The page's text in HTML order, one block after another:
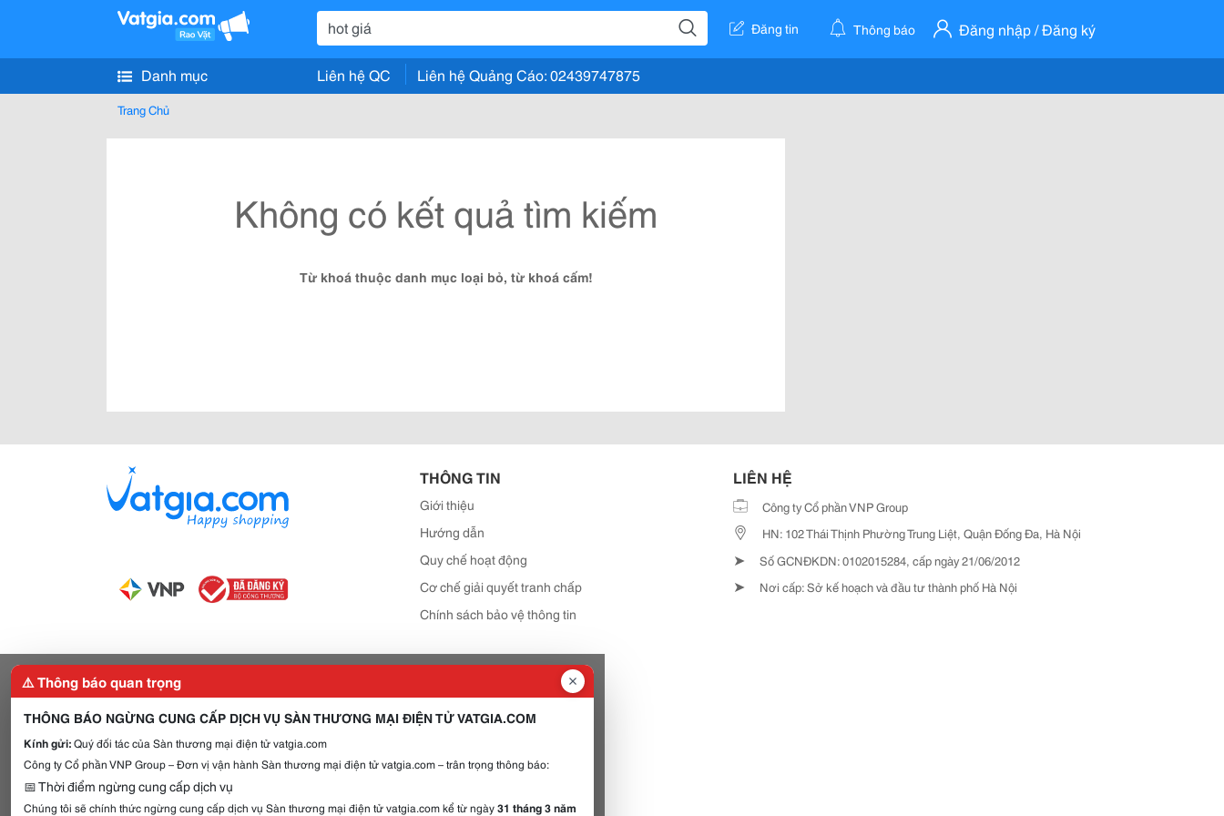
Đăng tin Thông báo Đăng nhập / Đăng ký
Danh mục Liên hệ QC Liên hệ Quảng Cáo: 02439747875
Trang Chủ
Không có kết quả tìm kiếm
Từ khoá thuộc danh mục loại bỏ, từ khoá cấm!
THÔNG TIN
Giới thiệu
Hướng dẫn
Quy chế hoạt động
Cơ chế giải quyết tranh chấp
Chính sách bảo vệ thông tin
LIÊN HỆ
Công ty Cổ phần VNP Group
HN: 102 Thái Thịnh Phường Trung Liệt, Quận Đống Đa, Hà Nội
➤ Số GCNĐKDN: 0102015284, cấp ngày 21/06/2012
➤ Nơi cấp: Sở kế hoạch và đầu tư thành phố Hà Nội
⚠️ Thông báo quan trọng
THÔNG BÁO NGỪNG CUNG CẤP DỊCH VỤ SÀN THƯƠNG MẠI ĐIỆN TỬ VATGIA.COM
Kính gửi:Quý đối tác của Sàn thương mại điện tử vatgia.com
Công ty Cổ phần VNP Group – Đơn vị vận hành Sàn thương mại điện tử vatgia.com – trân trọng thông báo:
📅 Thời điểm ngừng cung cấp dịch vụ
Chúng tôi sẽ chính thức ngừng cung cấp dịch vụ Sàn thương mại điện tử vatgia.com kể từ ngày31 tháng 3 năm